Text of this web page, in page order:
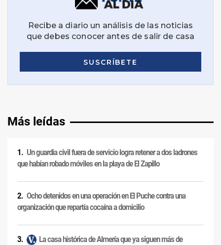
Más leídas
Un guardia civil fuera de servicio logra retener a dos ladrones
que habían robado móviles en la playa de El Zapillo
Ocho detenidos en una operación en El Puche contra una
organización que repartía cocaína a domicilio
La casa histórica de Almería que ya siguen más de